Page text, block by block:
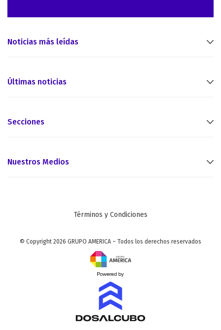
Noticias más leídas
Últimas noticias
Secciones
Nuestros Medios
Términos y Condiciones
© Copyright 2026 GRUPO AMERICA – Todos los derechos reservados